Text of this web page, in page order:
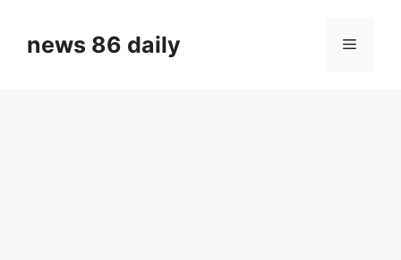
contentnews 86 daily Menu